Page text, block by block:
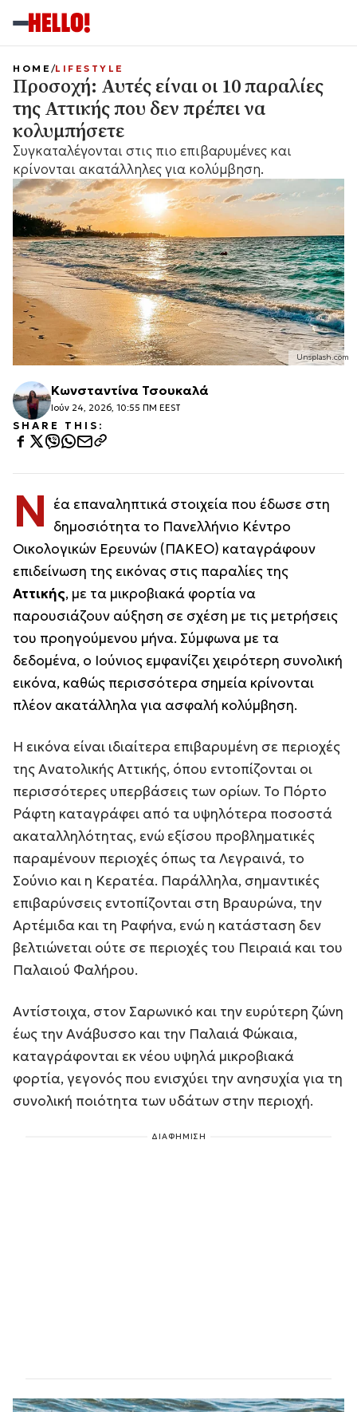
Unsplash.com
HOME LIFESTYLE
Προσοχή: Αυτές είναι οι 10 παραλίες
της Αττικής που δεν πρέπει να
κολυμπήσετε
Συγκαταλέγονται στις πιο επιβαρυμένες και
κρίνονται ακατάλληλες για κολύμβηση.
Κωνσταντίνα Τσουκαλά
Ιούν 24, 2026, 10:55 ΠΜ EEST
SHARE THIS:
Ν έα επαναληπτικά στοιχεία που έδωσε στη
δημοσιότητα το Πανελλήνιο Κέντρο
Οικολογικών Ερευνών (ΠΑΚΕΟ) καταγράφουν
επιδείνωση της εικόνας στις παραλίες της
Αττικής, με τα μικροβιακά φορτία να
παρουσιάζουν αύξηση σε σχέση με τις μετρήσεις
του προηγούμενου μήνα. Σύμφωνα με τα
δεδομένα, ο Ιούνιος εμφανίζει χειρότερη συνολική
εικόνα, καθώς περισσότερα σημεία κρίνονται
πλέον ακατάλληλα για ασφαλή κολύμβηση.
Η εικόνα είναι ιδιαίτερα επιβαρυμένη σε περιοχές
της Ανατολικής Αττικής, όπου εντοπίζονται οι
περισσότερες υπερβάσεις των ορίων. Το Πόρτο
Ράφτη καταγράφει από τα υψηλότερα ποσοστά
ακαταλληλότητας, ενώ εξίσου προβληματικές
παραμένουν περιοχές όπως τα Λεγραινά, το
Σούνιο και η Κερατέα. Παράλληλα, σημαντικές
επιβαρύνσεις εντοπίζονται στη Βραυρώνα, την
Αρτέμιδα και τη Ραφήνα, ενώ η κατάσταση δεν
βελτιώνεται ούτε σε περιοχές του Πειραιά και του
Παλαιού Φαλήρου.
Αντίστοιχα, στον Σαρωνικό και την ευρύτερη ζώνη
έως την Ανάβυσσο και την Παλαιά Φώκαια,
καταγράφονται εκ νέου υψηλά μικροβιακά
φορτία, γεγονός που ενισχύει την ανησυχία για τη
συνολική ποιότητα των υδάτων στην περιοχή.
ΔΙΑΦΗΜΙΣΗ